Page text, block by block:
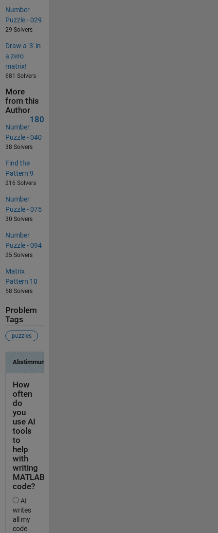
Number
Puzzle - 029
29 Solvers
Draw a '3' in
a zero
matrix!
681 Solvers
More
from this
Author
180
Number
Puzzle - 040
38 Solvers
Find the
Pattern 9
216 Solvers
Number
Puzzle - 075
30 Solvers
Number
Puzzle - 094
25 Solvers
Matrix
Pattern 10
58 Solvers
Problem
Tags
puzzles